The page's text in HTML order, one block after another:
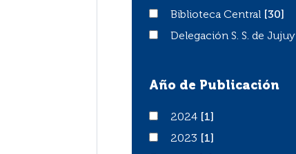
Biblioteca Central
Biblioteca Central
[30]
Delegación S. S. de Jujuy
Delegación S. S. de Jujuy
Año de Publicación
20242024
[1]
20232023
[1]